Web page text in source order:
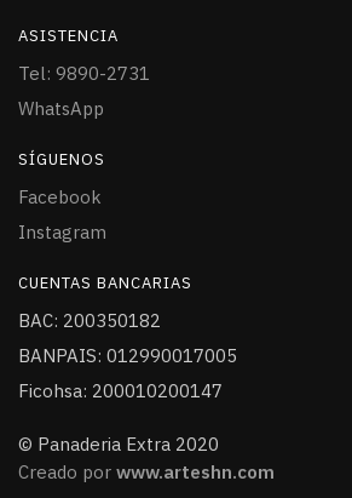
ASISTENCIA
Tel: 9890-2731
WhatsApp
SÍGUENOS
Facebook
Instagram
CUENTAS BANCARIAS
BAC: 200350182
BANPAIS: 012990017005
Ficohsa: 200010200147
© Panaderia Extra 2020
Creado por www.arteshn.com